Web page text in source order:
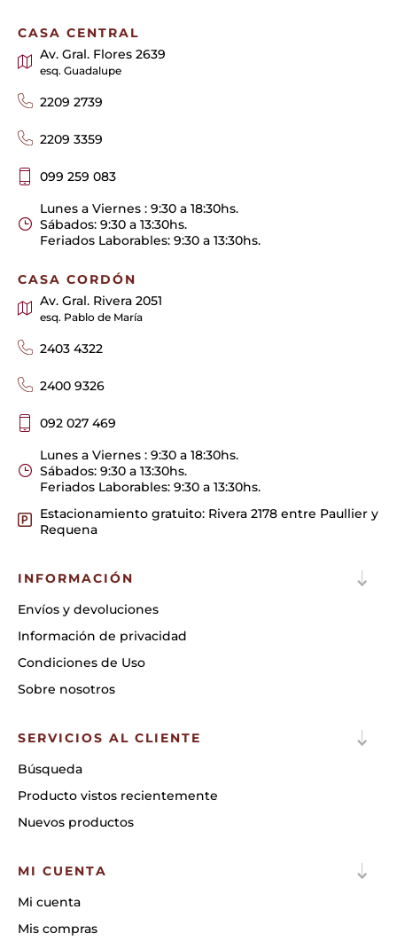
CASA CENTRAL
Av. Gral. Flores 2639
esq. Guadalupe
2209 2739
2209 3359
099 259 083
Lunes a Viernes : 9:30 a 18:30hs.
Sábados: 9:30 a 13:30hs.
Feriados Laborables: 9:30 a 13:30hs.
CASA CORDÓN
Av. Gral. Rivera 2051
esq. Pablo de María
2403 4322
2400 9326
092 027 469
Lunes a Viernes : 9:30 a 18:30hs.
Sábados: 9:30 a 13:30hs.
Feriados Laborables: 9:30 a 13:30hs.
Estacionamiento gratuito: Rivera 2178 entre Paullier y
Requena
INFORMACIÓN
Envíos y devoluciones
Información de privacidad
Condiciones de Uso
Sobre nosotros
SERVICIOS AL CLIENTE
Búsqueda
Producto vistos recientemente
Nuevos productos
MI CUENTA
Mi cuenta
Mis compras